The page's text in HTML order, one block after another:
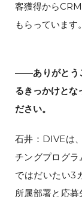
客獲得から
もらっています。
――ありがとう
るきっかけとな
ださい。
石井：DIVEは
チングプログラ
ではだいたい3
所属部署と応